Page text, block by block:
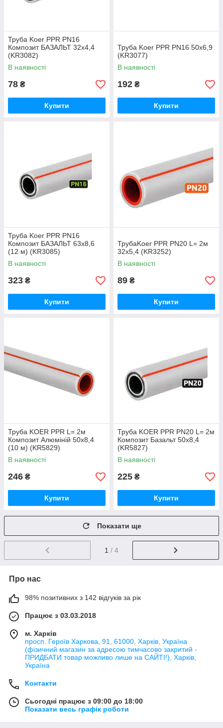
Труба Koer PPR PN16
Композит БАЗАЛЬТ 32х4,4
(KR3082)
В наявності
78 ₴
Купити
Труба Koer PPR PN16 50x6,9
(KR3077)
В наявності
192 ₴
Купити
Труба Koer PPR PN16
Композит БАЗАЛЬТ 63x8,6
(12 м) (KR3085)
В наявності
323 ₴
Купити
ТрубаKoer PPR PN20 L= 2м
32х5,4 (KR3252)
В наявності
89 ₴
Купити
Труба KOER PPR L= 2м
Композит Алюміній 50x8,4
(10 м) (KR5829)
В наявності
246 ₴
Купити
Труба KOER PPR PN20 L= 2м
Композит Базальт 50x8,4
(KR5827)
В наявності
225 ₴
Купити
Показати ще
1 / 4
Про нас
98% позитивних з 142 відгуків за рік
Працює з 03.03.2018
м. Харків
просп. Героїв Харкова, 91, 61000, Харків, Україна
(фізичний магазин за адресою тимчасово закритий -
ПРИДБАТИ товар можливо лише на САЙТІ!), Харків,
Україна
Контакти
Сьогодні працює з 09:00 до 18:00
Показати весь графік роботи